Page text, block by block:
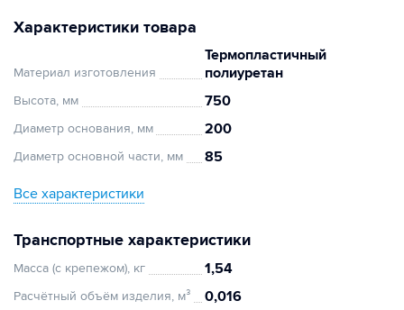
Характеристики товара
Материал изготовления
Термопластичный
полиуретан
Высота, мм 750
Диаметр основания, мм 200
Диаметр основной части, мм 85
Все характеристики
Транспортные характеристики
Масса (с крепежом), кг 1,54
Расчётный объём изделия, м³ 0,016